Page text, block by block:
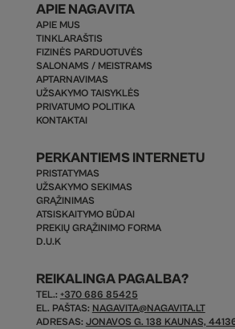
APIE NAGAVITA
APIE MUS
TINKLARAŠTIS
FIZINĖS PARDUOTUVĖS
SALONAMS / MEISTRAMS
APTARNAVIMAS
UŽSAKYMO TAISYKLĖS
PRIVATUMO POLITIKA
KONTAKTAI
PERKANTIEMS INTERNETU
PRISTATYMAS
UŽSAKYMO SEKIMAS
GRĄŽINIMAS
ATSISKAITYMO BŪDAI
PREKIŲ GRĄŽINIMO FORMA
D.U.K
REIKALINGA PAGALBA?
TEL.: +370 686 85425
EL. PAŠTAS: NAGAVITA@NAGAVITA.LT
ADRESAS: JONAVOS G. 138 KAUNAS,